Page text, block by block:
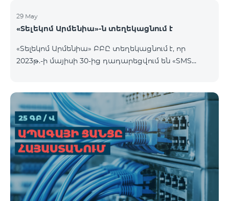
29 May
«Տելեկոմ Արմենիա»-ն տեղեկացնում է
«Տելեկոմ Արմենիա» ԲԲԸ տեղեկացնում է, որ
2023թ.-ի մայիսի 30-ից դադարեցվում են «SMS